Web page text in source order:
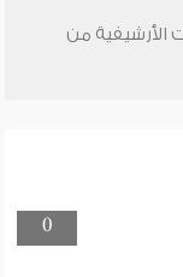
الأرشيفية من
0